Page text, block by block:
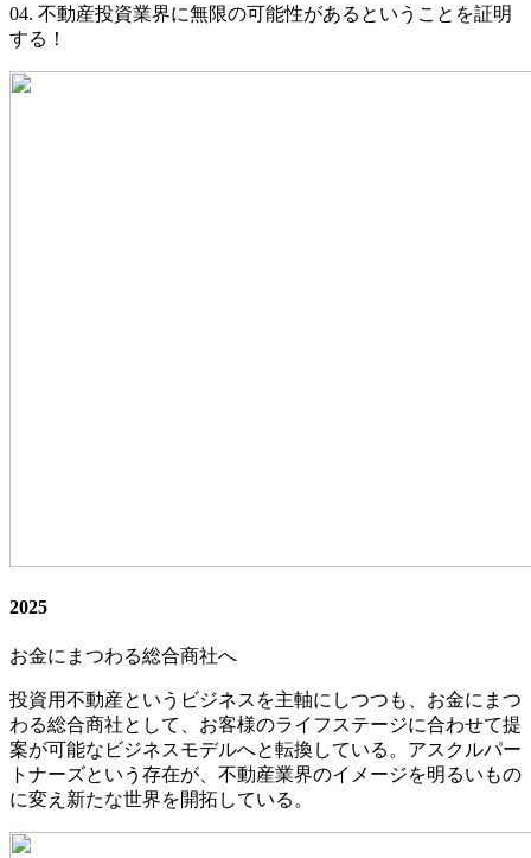
04. 不動産投資業界に無限の可能性があるということを証明
する！
2025
お金にまつわる総合商社へ
投資用不動産というビジネスを主軸にしつつも、お金にまつ
わる総合商社として、お客様のライフステージに合わせて提
案が可能なビジネスモデルへと転換している。アスクルパー
トナーズという存在が、不動産業界のイメージを明るいもの
に変え新たな世界を開拓している。